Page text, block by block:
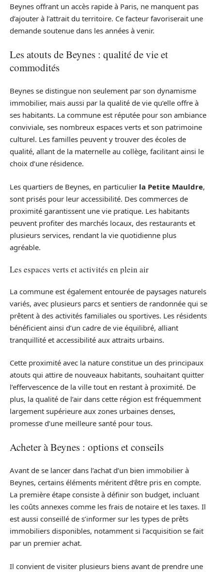
Beynes offrant un accès rapide à Paris, ne manquent pas
d’ajouter à l’attrait du territoire. Ce facteur favoriserait une
demande soutenue dans les années à venir.
Les atouts de Beynes : qualité de vie et
commodités
Beynes se distingue non seulement par son dynamisme
immobilier, mais aussi par la qualité de vie qu’elle offre à
ses habitants. La commune est réputée pour son ambiance
conviviale, ses nombreux espaces verts et son patrimoine
culturel. Les familles peuvent y trouver des écoles de
qualité, allant de la maternelle au collège, facilitant ainsi le
choix d’une résidence.
Les quartiers de Beynes, en particulier la Petite Mauldre,
sont prisés pour leur accessibilité. Des commerces de
proximité garantissent une vie pratique. Les habitants
peuvent profiter des marchés locaux, des restaurants et
plusieurs services, rendant la vie quotidienne plus
agréable.
Les espaces verts et activités en plein air
La commune est également entourée de paysages naturels
variés, avec plusieurs parcs et sentiers de randonnée qui se
prêtent à des activités familiales ou sportives. Les résidents
bénéficient ainsi d’un cadre de vie équilibré, alliant
tranquillité et accessibilité aux attraits urbains.
Cette proximité avec la nature constitue un des principaux
atouts qui attire de nouveaux habitants, souhaitant quitter
l’effervescence de la ville tout en restant à proximité. De
plus, la qualité de l’air dans cette région est fréquemment
largement supérieure aux zones urbaines denses,
promesse d’une meilleure santé pour tous.
Acheter à Beynes : options et conseils
Avant de se lancer dans l’achat d’un bien immobilier à
Beynes, certains éléments méritent d’être pris en compte.
La première étape consiste à définir son budget, incluant
les coûts annexes comme les frais de notaire et les taxes. Il
est aussi conseillé de s’informer sur les types de prêts
immobiliers disponibles, notamment si l’acquisition se fait
par un premier achat.
Il convient de visiter plusieurs biens avant de prendre une